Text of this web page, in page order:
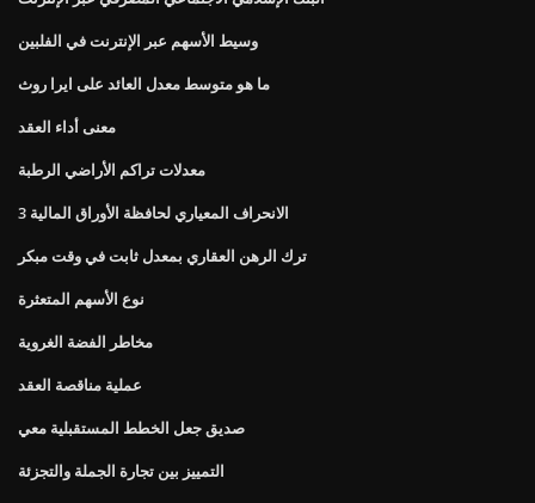
وسيط الأسهم عبر الإنترنت في الفلبين
ما هو متوسط ​​معدل العائد على ايرا روث
معنى أداء العقد
معدلات تراكم الأراضي الرطبة
الانحراف المعياري لحافظة الأوراق المالية 3
ترك الرهن العقاري بمعدل ثابت في وقت مبكر
نوع الأسهم المتعثرة
مخاطر الفضة الغروية
عملية مناقصة العقد
صديق جعل الخطط المستقبلية معي
التمييز بين تجارة الجملة والتجزئة